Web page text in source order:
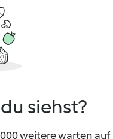
siehst?
weitere warten auf